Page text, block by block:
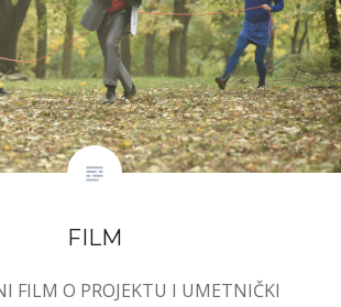
FILM
FILM O PROJEKTU I UMETNIČKI